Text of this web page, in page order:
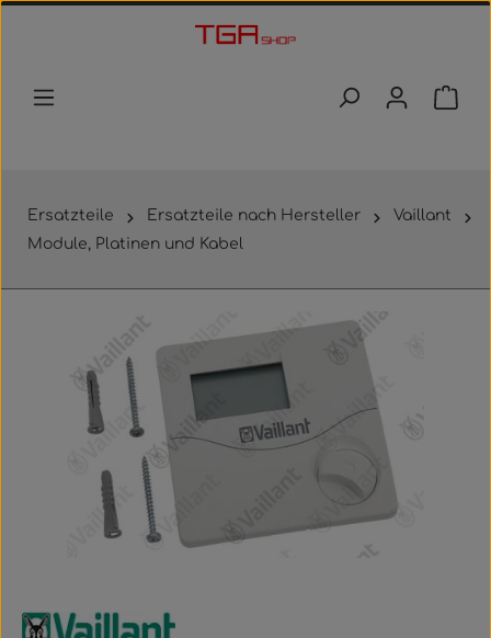
Zum Hauptinhalt springen
Ersatzteile Ersatzteile nach Hersteller
Vaillant
Module, Platinen und Kabel